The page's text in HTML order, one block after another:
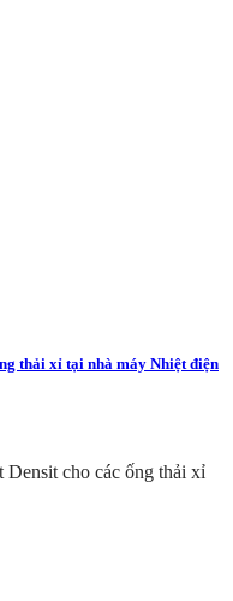
thải xỉ tại nhà máy Nhiệt điện
cho các ống thải xỉ